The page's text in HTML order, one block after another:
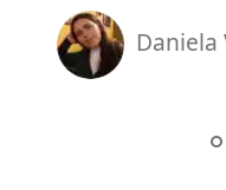
Daniela